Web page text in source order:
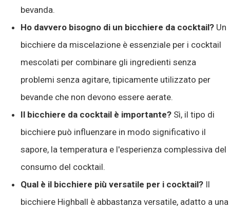
bevanda.
Ho davvero bisogno di un bicchiere da cocktail? Un
bicchiere da miscelazione è essenziale per i cocktail
mescolati per combinare gli ingredienti senza
problemi senza agitare, tipicamente utilizzato per
bevande che non devono essere aerate.
Il bicchiere da cocktail è importante? Sì, il tipo di
bicchiere può influenzare in modo significativo il
sapore, la temperatura e l'esperienza complessiva del
consumo del cocktail.
Qual è il bicchiere più versatile per i cocktail? Il
bicchiere Highball è abbastanza versatile, adatto a una